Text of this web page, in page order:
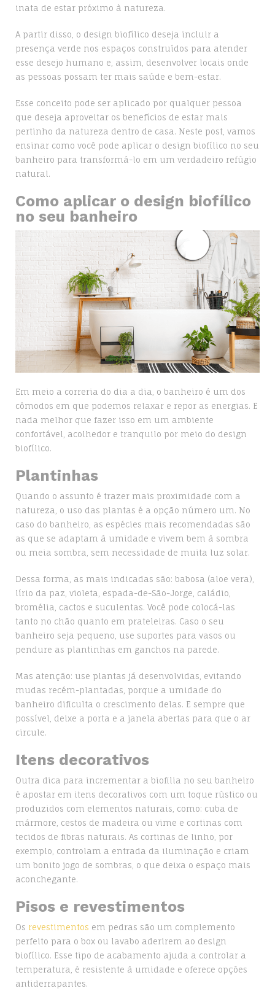
inata de estar próximo à natureza.
A partir disso, o design biofílico deseja incluir a
presença verde nos espaços construídos para atender
esse desejo humano e, assim, desenvolver locais onde
as pessoas possam ter mais saúde e bem-estar.
Esse conceito pode ser aplicado por qualquer pessoa
que deseja aproveitar os benefícios de estar mais
pertinho da natureza dentro de casa. Neste post, vamos
ensinar como você pode aplicar o design biofílico no seu
banheiro para transformá-lo em um verdadeiro refúgio
natural.
Como aplicar o design biofílico
no seu banheiro
Em meio a correria do dia a dia, o banheiro é um dos
cômodos em que podemos relaxar e repor as energias. E
nada melhor que fazer isso em um ambiente
confortável, acolhedor e tranquilo por meio do design
biofílico.
Plantinhas
Quando o assunto é trazer mais proximidade com a
natureza, o uso das plantas é a opção número um. No
caso do banheiro, as espécies mais recomendadas são
as que se adaptam à umidade e vivem bem à sombra
ou meia sombra, sem necessidade de muita luz solar.
Dessa forma, as mais indicadas são: babosa (aloe vera),
lírio da paz, violeta, espada-de-São-Jorge, caládio,
bromélia, cactos e suculentas. Você pode colocá-las
tanto no chão quanto em prateleiras. Caso o seu
banheiro seja pequeno, use suportes para vasos ou
pendure as plantinhas em ganchos na parede.
Mas atenção: use plantas já desenvolvidas, evitando
mudas recém-plantadas, porque a umidade do
banheiro dificulta o crescimento delas. E sempre que
possível, deixe a porta e a janela abertas para que o ar
circule.
Itens decorativos
Outra dica para incrementar a biofilia no seu banheiro
é apostar em itens decorativos com um toque rústico ou
produzidos com elementos naturais, como: cuba de
mármore, cestos de madeira ou vime e cortinas com
tecidos de fibras naturais. As cortinas de linho, por
exemplo, controlam a entrada da iluminação e criam
um bonito jogo de sombras, o que deixa o espaço mais
aconchegante.
Pisos e revestimentos
Os revestimentos em pedras são um complemento
perfeito para o box ou lavabo aderirem ao design
biofílico. Esse tipo de acabamento ajuda a controlar a
temperatura, é resistente à umidade e oferece opções
antiderrapantes.